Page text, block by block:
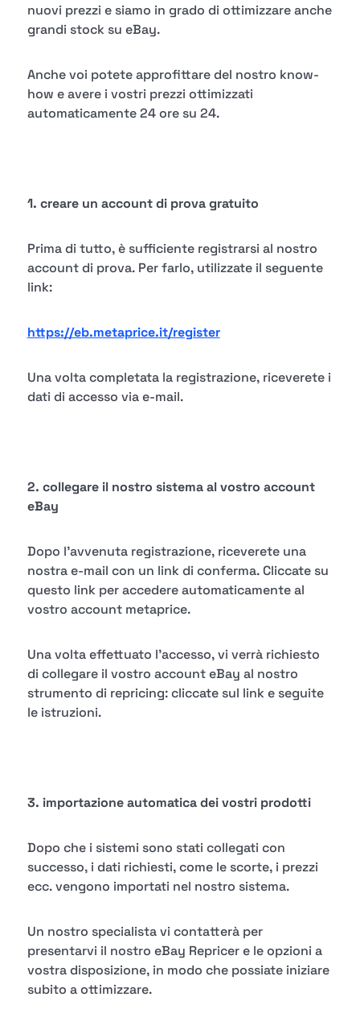
nuovi prezzi e siamo in grado di ottimizzare anche
grandi stock su eBay.
Anche voi potete approfittare del nostro know-
how e avere i vostri prezzi ottimizzati
automaticamente 24 ore su 24.
1. creare un account di prova gratuito
Prima di tutto, è sufficiente registrarsi al nostro
account di prova. Per farlo, utilizzate il seguente
link:
https://eb.metaprice.it/register
Una volta completata la registrazione, riceverete i
dati di accesso via e-mail.
2. collegare il nostro sistema al vostro account
eBay
Dopo l'avvenuta registrazione, riceverete una
nostra e-mail con un link di conferma. Cliccate su
questo link per accedere automaticamente al
vostro account metaprice.
Una volta effettuato l'accesso, vi verrà richiesto
di collegare il vostro account eBay al nostro
strumento di repricing: cliccate sul link e seguite
le istruzioni.
3. importazione automatica dei vostri prodotti
Dopo che i sistemi sono stati collegati con
successo, i dati richiesti, come le scorte, i prezzi
ecc. vengono importati nel nostro sistema.
Un nostro specialista vi contatterà per
presentarvi il nostro eBay Repricer e le opzioni a
vostra disposizione, in modo che possiate iniziare
subito a ottimizzare.